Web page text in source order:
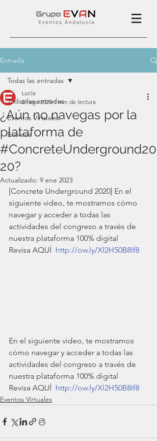
Entrada
Todas las entradas
Eventos Virtuales
Eventos
Todas las entradas
¿Aún no navegas por la
plataforma de
#ConcreteUnderground20
20?
Lucía
28 ago 2020 1 min de lectura
Actualizado: 9 ene 2023
[Concrete Underground 2020] En el
siguiente video, te mostramos cómo
navegar y acceder a todas las
actividades del congreso a través de
nuestra plataforma 100% digital
Revisa AQUÍ http://ow.ly/Xl2H50B8If8
En el siguiente video, te mostramos
cómo navegar y acceder a todas las
actividades del congreso a través de
nuestra plataforma 100% digital
Revisa AQUÍ http://ow.ly/Xl2H50B8If8
Eventos Virtuales